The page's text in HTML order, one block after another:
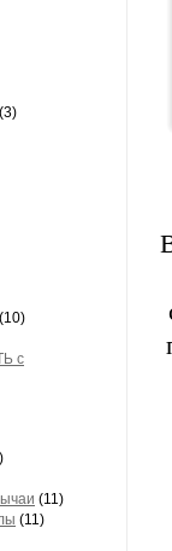
(3)
(10)
с
(11)
(11)